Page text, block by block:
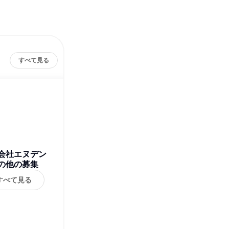
すべて見る
社エヌデン
他の募集
べて見る